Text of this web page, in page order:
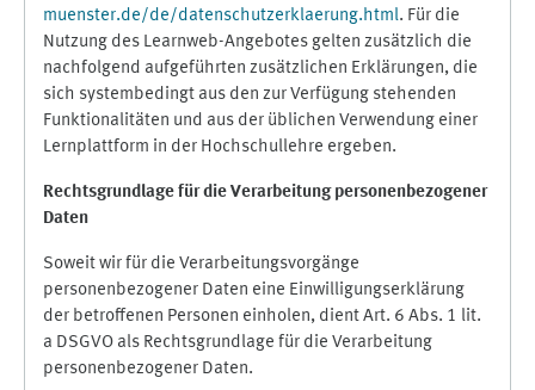
muenster.de/de/datenschutzerklaerung.html. Für die
Nutzung des Learnweb-Angebotes gelten zusätzlich die
nachfolgend aufgeführten zusätzlichen Erklärungen, die
sich systembedingt aus den zur Verfügung stehenden
Funktionalitäten und aus der üblichen Verwendung einer
Lernplattform in der Hochschullehre ergeben.
Rechtsgrundlage für die Verarbeitung personenbezogener
Daten
Soweit wir für die Verarbeitungsvorgänge
personenbezogener Daten eine Einwilligungserklärung
der betroffenen Personen einholen, dient Art. 6 Abs. 1 lit.
a DSGVO als Rechtsgrundlage für die Verarbeitung
personenbezogener Daten.